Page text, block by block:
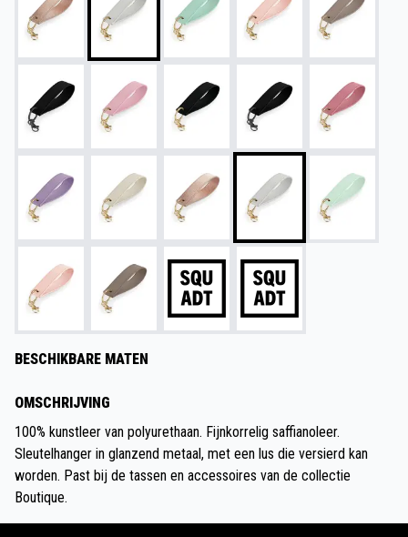
BESCHIKBARE MATEN
OMSCHRIJVING
100% kunstleer van polyurethaan. Fijnkorrelig saffianoleer.
Sleutelhanger in glanzend metaal, met een lus die versierd kan
worden. Past bij de tassen en accessoires van de collectie
Boutique.